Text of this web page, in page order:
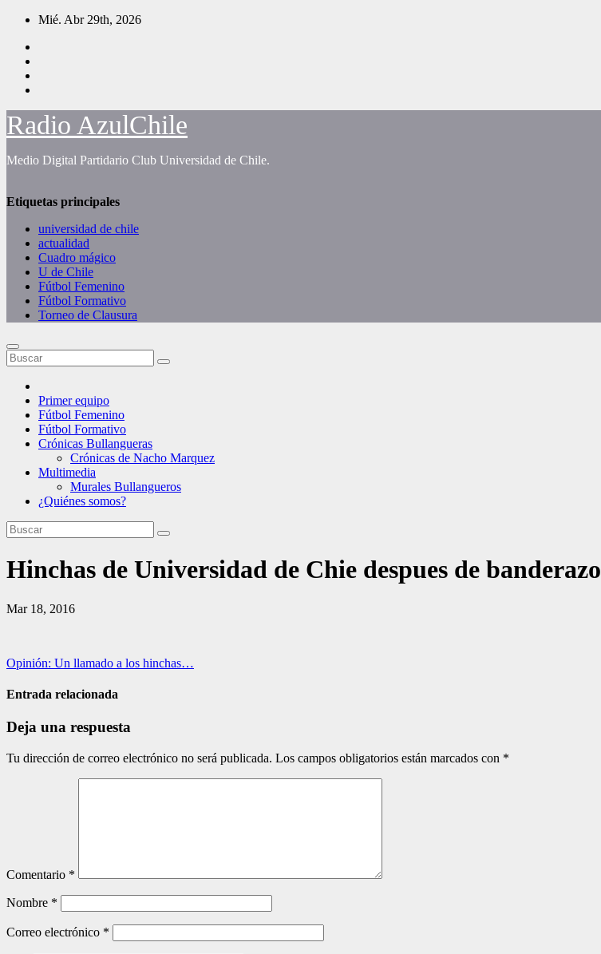
Saltar
contenido
Mié. Abr 29th, 2026
Radio AzulChile
Medio Digital Partidario Club Universidad de Chile.
Etiquetas principales
universidad de chile
actualidad
Cuadro mágico
U de Chile
Fútbol Femenino
Fútbol Formativo
Torneo de Clausura
Primer equipo
Fútbol Femenino
Fútbol Formativo
Crónicas Bullangueras
Crónicas de Nacho Marquez
Multimedia
Murales Bullangueros
¿Quiénes somos?
Hinchas de Universidad de Chie despues de banderazo
Mar 18, 2016
Navegación
de
Opinión: Un llamado a los hinchas…
Entrada relacionada
Deja una respuesta
Tu dirección de correo electrónico no será publicada. Los campos obligatorios están marcados con *
Comentario *
Nombre *
Correo electrónico *